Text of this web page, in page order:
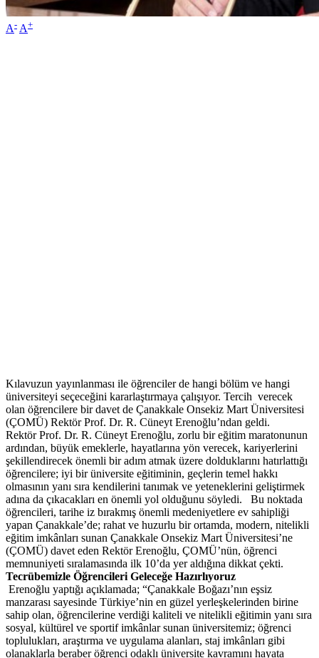
A- A+
Kılavuzun yayınlanması ile öğrenciler de hangi bölüm ve hangi
üniversiteyi seçeceğini kararlaştırmaya çalışıyor. Tercih verecek
olan öğrencilere bir davet de Çanakkale Onsekiz Mart Üniversitesi
(ÇOMÜ) Rektör Prof. Dr. R. Cüneyt Erenoğlu’ndan geldi.
Rektör Prof. Dr. R. Cüneyt Erenoğlu, zorlu bir eğitim maratonunun
ardından, büyük emeklerle, hayatlarına yön verecek, kariyerlerini
şekillendirecek önemli bir adım atmak üzere dolduklarını hatırlattığı
öğrencilere; iyi bir üniversite eğitiminin, geçlerin temel hakkı
olmasının yanı sıra kendilerini tanımak ve yeteneklerini geliştirmek
adına da çıkacakları en önemli yol olduğunu söyledi. Bu noktada
öğrencileri, tarihe iz bırakmış önemli medeniyetlere ev sahipliği
yapan Çanakkale’de; rahat ve huzurlu bir ortamda, modern, nitelikli
eğitim imkânları sunan Çanakkale Onsekiz Mart Üniversitesi’ne
(ÇOMÜ) davet eden Rektör Erenoğlu, ÇOMÜ’nün, öğrenci
memnuniyeti sıralamasında ilk 10’da yer aldığına dikkat çekti.
Tecrübemizle Öğrencileri Geleceğe Hazırlıyoruz
Erenoğlu yaptığı açıklamada; “Çanakkale Boğazı’nın eşsiz
manzarası sayesinde Türkiye’nin en güzel yerleşkelerinden birine
sahip olan, öğrencilerine verdiği kaliteli ve nitelikli eğitimin yanı sıra
sosyal, kültürel ve sportif imkânlar sunan üniversitemiz; öğrenci
toplulukları, araştırma ve uygulama alanları, staj imkânları gibi
olanaklarla beraber öğrenci odaklı üniversite kavramını hayata